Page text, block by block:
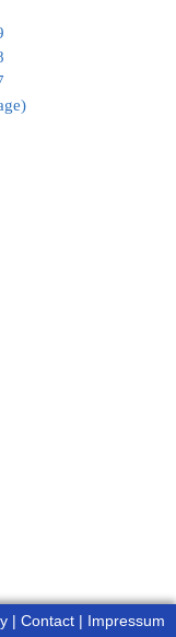
|Contact Impressum